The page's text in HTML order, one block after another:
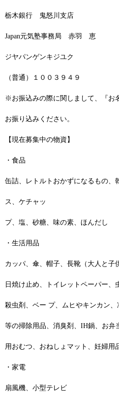
栃木銀行 鬼怒川支店
Japan元気塾事務局 赤羽 恵
ジヤパンゲンキジユク
（普通）１００３９４９
※お振込みの際に関しまして、『お
お振り込みください。
【現在募集中の物資】
・食品
缶詰、レトルトおかずになるもの、
ス、ケチャッ
プ、塩、砂糖、味の素、ほんだし
・生活用品
カッパ、傘、帽子、長靴（大人と子
日焼け止め、トイレットペーパー、
殺虫剤、ベー プ、ムヒやキンカン
等の掃除用品、消臭剤、IH鍋、お弁
用おむつ、おねしょマット、妊婦用
・家電
扇風機、小型テレビ